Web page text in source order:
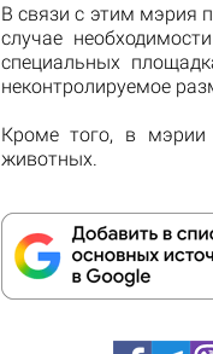
В связи с этим мэрия
случае
специальных
неконтролируемое
Кроме того, в мэрии
животных.